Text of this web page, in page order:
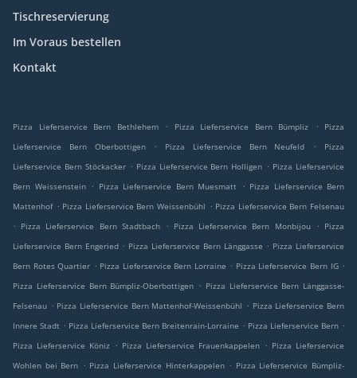
Tischreservierung
Im Voraus bestellen
Kontakt
Pizza Lieferservice Bern Bethlehem . Pizza Lieferservice Bern Bümpliz .
Pizza
Lieferservice Bern Oberbottigen
. Pizza Lieferservice Bern Neufeld .
Pizza
Lieferservice Bern Stöckacker . Pizza Lieferservice Bern Holligen . Pizza Lieferservice
Bern Weissenstein
. Pizza Lieferservice Bern Muesmatt . Pizza Lieferservice Bern
Mattenhof . Pizza Lieferservice Bern Weissenbühl . Pizza Lieferservice Bern Felsenau
. Pizza Lieferservice Bern Stadtbach . Pizza Lieferservice Bern Monbijou . Pizza
Lieferservice Bern Engeried . Pizza Lieferservice Bern Länggasse . Pizza Lieferservice
Bern Rotes Quartier . Pizza Lieferservice Bern Lorraine . Pizza Lieferservice Bern IG .
Pizza Lieferservice Bern Bümpliz-Oberbottigen . Pizza Lieferservice Bern Länggasse-
Felsenau . Pizza Lieferservice Bern Mattenhof-Weissenbühl . Pizza Lieferservice Bern
Innere Stadt . Pizza Lieferservice Bern Breitenrain-Lorraine . Pizza Lieferservice Bern .
Pizza Lieferservice Köniz . Pizza Lieferservice Frauenkappelen . Pizza Lieferservice
Wohlen bei Bern . Pizza Lieferservice Hinterkappelen . Pizza Lieferservice Bümpliz-